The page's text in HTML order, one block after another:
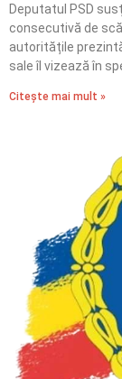
Deputatul PSD
consecutivă de
autoritățile
sale îl vizează în
Citește mai mult »